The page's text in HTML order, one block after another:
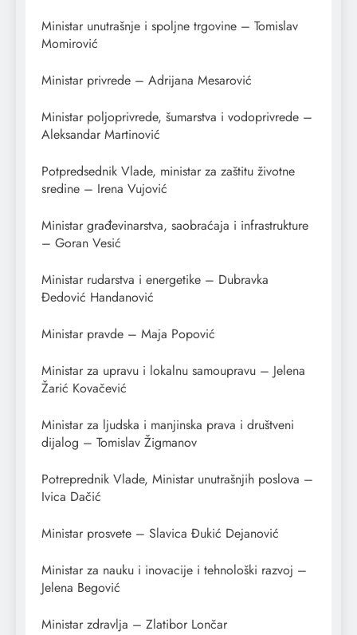
Ministar unutrašnje i spoljne trgovine – Tomislav
Momirović
Ministar privrede – Adrijana Mesarović
Ministar poljoprivrede, šumarstva i vodoprivrede –
Aleksandar Martinović
Potpredsednik Vlade, ministar za zaštitu životne
sredine – Irena Vujović
Ministar građevinarstva, saobraćaja i infrastrukture
– Goran Vesić
Ministar rudarstva i energetike – Dubravka
Đedović Handanović
Ministar pravde – Maja Popović
Ministar za upravu i lokalnu samoupravu – Jelena
Žarić Kovačević
Ministar za ljudska i manjinska prava i društveni
dijalog – Tomislav Žigmanov
Potreprednik Vlade, Ministar unutrašnjih poslova –
Ivica Dačić
Ministar prosvete – Slavica Đukić Dejanović
Ministar za nauku i inovacije i tehnološki razvoj –
Jelena Begović
Ministar zdravlja – Zlatibor Lončar